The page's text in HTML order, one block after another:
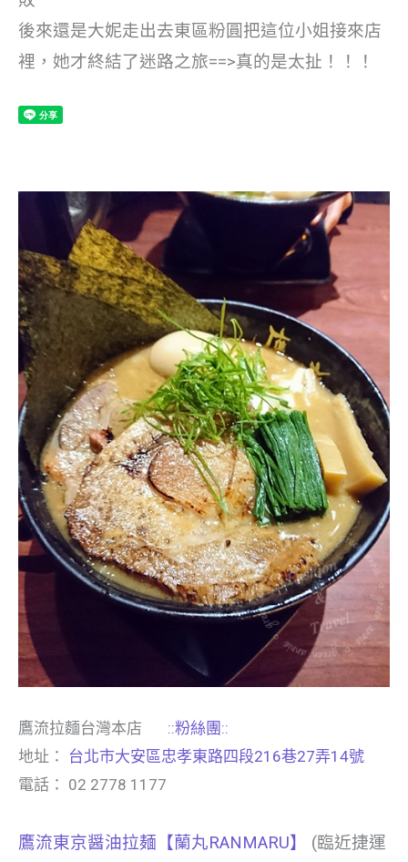
後來還是大妮走出去東區粉圓把這位小姐接來店
裡，她才終結了迷路之旅==>真的是太扯！！！
鷹流拉麵台灣本店 ::粉絲團::
地址： 台北市大安區忠孝東路四段216巷27弄14號
電話： 02 2778 1177
鷹流東京醤油拉麺【蘭丸RANMARU】
(臨近捷運